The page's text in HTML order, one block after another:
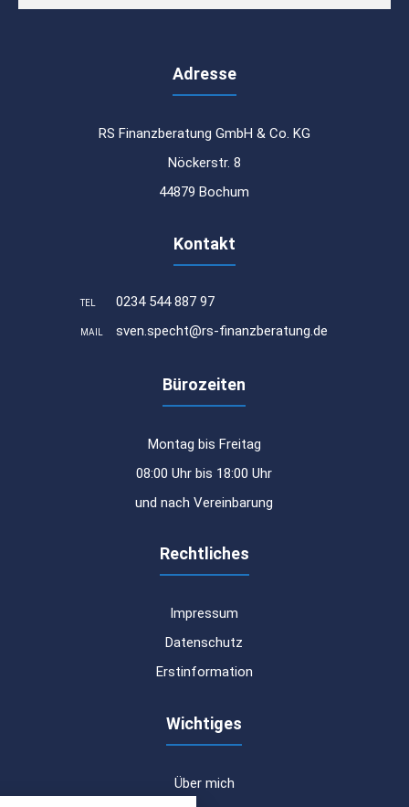
Adresse
RS Finanzberatung GmbH & Co. KG
Nöckerstr. 8
44879 Bochum
Kontakt
TEL 0234 544 887 97
MAIL sven.specht@rs-finanzberatung.de
Bürozeiten
Montag bis Freitag
08:00 Uhr bis 18:00 Uhr
und nach Vereinbarung
Rechtliches
Impressum
Datenschutz
Erstinformation
Wichtiges
Über mich